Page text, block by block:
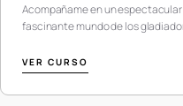
Acompañame en un
fascinante mundo de los
VER CURSO